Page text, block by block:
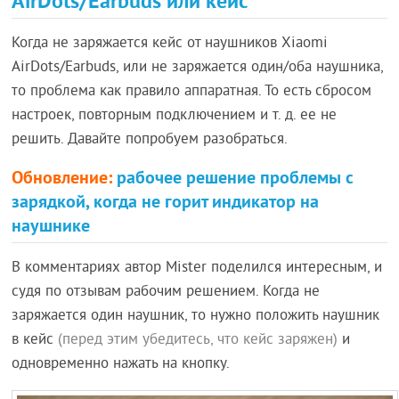
Когда не заряжается кейс от наушников Xiaomi
AirDots/Earbuds, или не заряжается один/оба наушника,
то проблема как правило аппаратная. То есть сбросом
настроек, повторным подключением и т. д. ее не
решить. Давайте попробуем разобраться.
Обновление: рабочее решение проблемы с
зарядкой, когда не горит индикатор на
наушнике
В комментариях автор Mister поделился интересным, и
судя по отзывам рабочим решением. Когда не
заряжается один наушник, то нужно положить наушник
в кейс (перед этим убедитесь, что кейс заряжен) и
одновременно нажать на кнопку.